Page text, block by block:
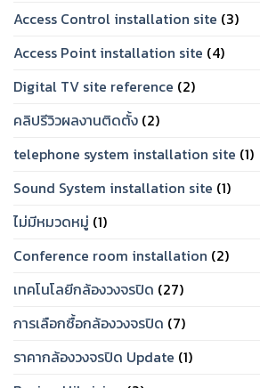
Access Control installation site (3)
Access Point installation site (4)
Digital TV site reference (2)
คลิปรีวิวผลงานติดตั้ง (2)
telephone system installation site (1)
Sound System installation site (1)
ไม่มีหมวดหมู่ (1)
Conference room installation (2)
เทคโนโลยีกล้องวงจรปิด (27)
การเลือกซื้อกล้องวงจรปิด (7)
ราคากล้องวงจรปิด Update (1)